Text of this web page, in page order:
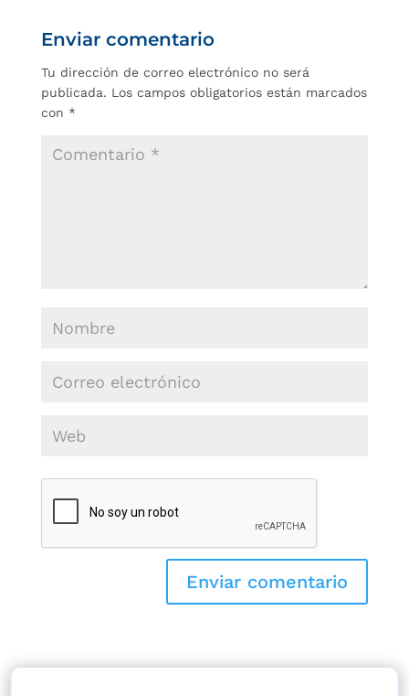
Enviar comentario
Tu dirección de correo electrónico no será
publicada. Los campos obligatorios están marcados
con *